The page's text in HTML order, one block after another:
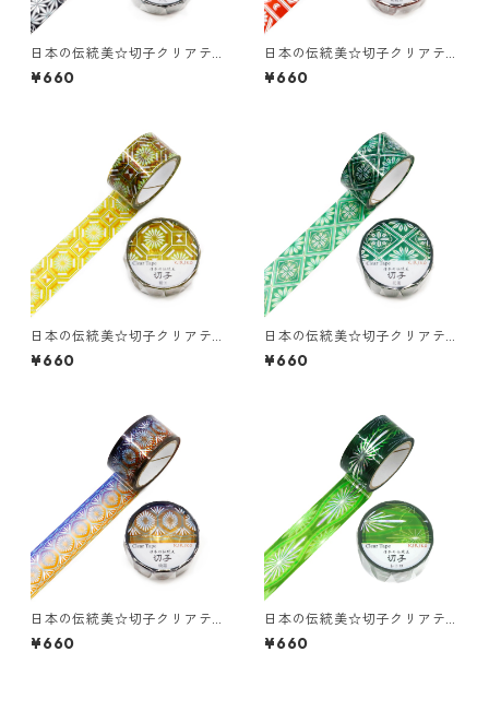
日本の伝統美☆切子クリアテ
ープ☆GR-4106☆六花☆ホロ
グラム箔☆20mm
¥660
日本の伝統美☆切子クリアテ
ープ☆GR-4107☆菊籠目☆ホ
ログラム箔☆20mm
¥660
日本の伝統美☆切子クリアテ
ープ☆GR-4108☆蜀江☆ホロ
グラム箔☆20mm
¥660
日本の伝統美☆切子クリアテ
ープ☆GR-4103☆花菱☆ホロ
グラム箔☆20mm
¥660
日本の伝統美☆切子クリアテ
ープ☆GR-4104☆綺羅☆ホロ
グラム箔☆20mm
¥660
日本の伝統美☆切子クリアテ
ープ☆GR-4095☆レトロ☆ホ
ログラム箔☆20mm
¥660